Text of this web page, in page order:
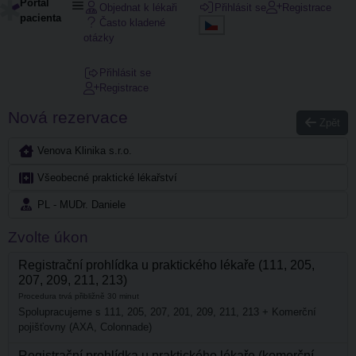
Portál
pacienta
Objednat k lékaři
Často kladené
otázky
Přihlásit se
Registrace
Přihlásit se Registrace
Nová rezervace
Venova Klinika s.r.o.
Všeobecné praktické lékařství
PL - MUDr. Daniele
Zvolte úkon
Registrační prohlídka u praktického lékaře (111, 205,
207, 209, 211, 213)
Procedura trvá přibližně 30 minut
Spolupracujeme s 111, 205, 207, 201, 209, 211, 213 + Komerční
pojišťovny (AXA, Colonnade)